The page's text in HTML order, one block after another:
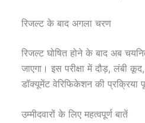
रिजल्ट के बाद अगला चरण
रिजल्ट घोषित होने के बाद अब
जाएगा। इस परीक्षा में दौड़,
डॉक्यूमेंट वेरिफिकेशन की प्रक्रिया
उम्मीदवारों के लिए महत्वपूर्ण बातें